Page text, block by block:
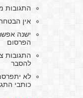
התגובות
אין
ישנה
הפרסום
התגובות
להסבר
לא
כותבי